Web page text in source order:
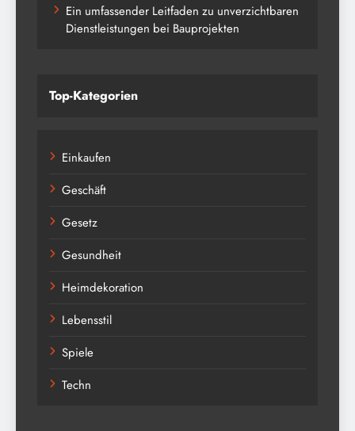
Ein umfassender Leitfaden zu unverzichtbaren
Dienstleistungen bei Bauprojekten
Top-Kategorien
Einkaufen
Geschäft
Gesetz
Gesundheit
Heimdekoration
Lebensstil
Spiele
Techn